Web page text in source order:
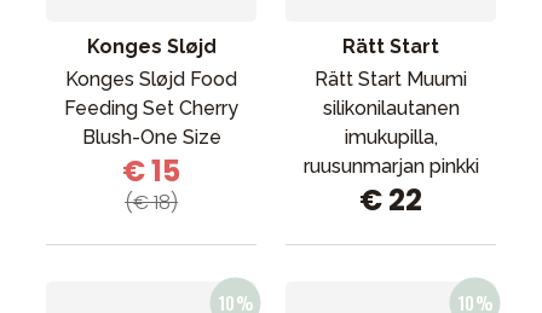
Konges Sløjd
Konges Sløjd Food
Feeding Set Cherry
Blush-One Size
€ 15
(€ 18)
Rätt Start
Rätt Start Muumi
silikonilautanen
imukupilla,
ruusunmarjan pinkki
€ 22
Lahjavinkkejä
Suosikit
Tavaramerkit
Aurinko ja uinti